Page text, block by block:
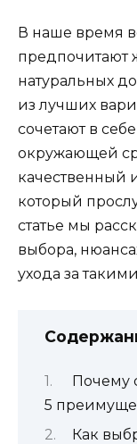
В наше время
предпочитают
натуральных
из лучших
сочетают в
окружающей
качественный
который
статье мы
выбора,
ухода за
Почему
5
Как